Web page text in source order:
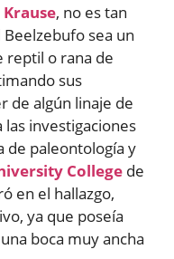
, no es tan
sea un
reptil o rana de
sus
de algún linaje de
las investigaciones
de paleontología y
College de
en el hallazgo,
ya que poseía
boca muy ancha